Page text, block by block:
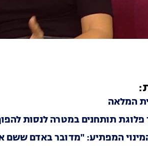
המלאה
פלוגת תותחנים במטרה לנסות
המפתיע: "מדובר באדם ששם